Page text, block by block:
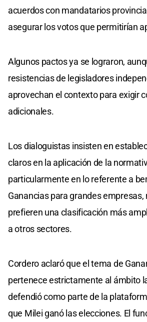
acuerdos con mandatarios
asegurar los votos que permitirían
Algunos pactos ya se lograron,
resistencias de legisladores
aprovechan el contexto para exigir
adicionales.
Los dialoguistas insisten en
claros en la aplicación de la
particularmente en lo referente a
Ganancias para grandes
prefieren una clasificación más
a otros sectores.
Cordero aclaró que el tema de
pertenece estrictamente al ámbito
defendió como parte de la
que Milei ganó las elecciones. El